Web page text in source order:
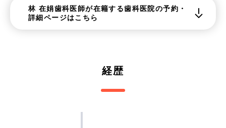
林 在娟歯科医師が在籍する歯科医院の予約・
詳細ページはこちら
経歴